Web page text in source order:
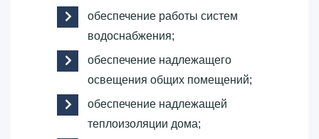
обеспечение работы систем
водоснабжения;
обеспечение надлежащего
освещения общих помещений;
обеспечение надлежащей
теплоизоляции дома;